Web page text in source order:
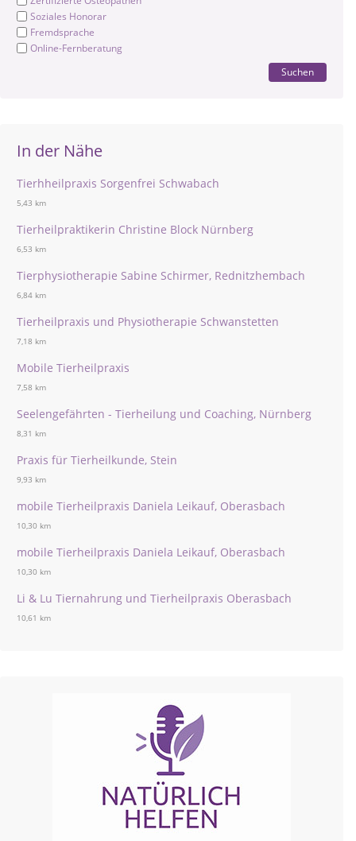
Soziales Honorar
Fremdsprache
Online-Fernberatung
Suchen
In der Nähe
Tierhheilpraxis Sorgenfrei Schwabach
5,43 km
Tierheilpraktikerin Christine Block Nürnberg
6,53 km
Tierphysiotherapie Sabine Schirmer, Rednitzhembach
6,84 km
Tierheilpraxis und Physiotherapie Schwanstetten
7,18 km
Mobile Tierheilpraxis
7,58 km
Seelengefährten - Tierheilung und Coaching, Nürnberg
8,31 km
Praxis für Tierheilkunde, Stein
9,93 km
mobile Tierheilpraxis Daniela Leikauf, Oberasbach
10,30 km
mobile Tierheilpraxis Daniela Leikauf, Oberasbach
10,30 km
Li & Lu Tiernahrung und Tierheilpraxis Oberasbach
10,61 km